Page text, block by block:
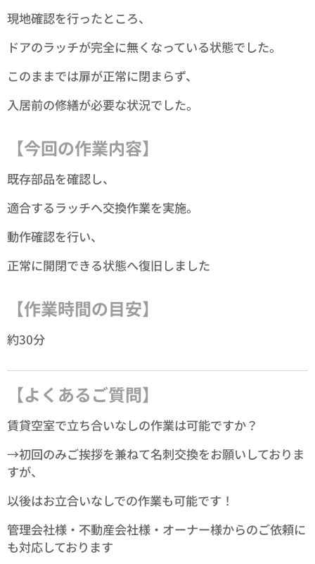
現地確認を行ったところ、
ドアのラッチが完全に無くなっている状態でした。
このままでは扉が正常に閉まらず、
入居前の修繕が必要な状況でした。
【今回の作業内容】
既存部品を確認し、
適合するラッチへ交換作業を実施。
動作確認を行い、
正常に開閉できる状態へ復旧しました✨
【作業時間の目安】
約30分
【よくあるご質問】
賃貸空室で立ち合いなしの作業は可能ですか？
→初回のみご挨拶を兼ねて名刺交換をお願いしておりま
すが、
以後はお立合いなしでの作業も可能です！
管理会社様・不動産会社様・オーナー様からのご依頼に
も対応しております✨